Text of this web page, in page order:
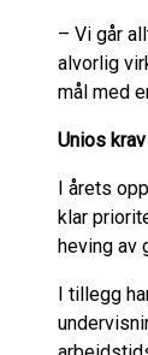
– Vi går
alvorlig
mål med
Unios krav
I årets
klar
heving av
I tillegg